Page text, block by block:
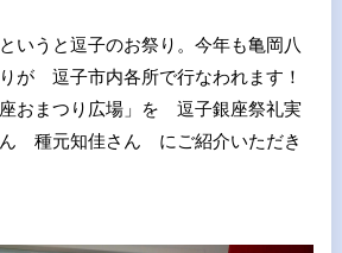
いうと逗子のお祭り。今年も亀岡八
が 逗子市内各所で行なわれます！
おまつり広場」を 逗子銀座祭礼実
種元知佳さん にご紹介いただき